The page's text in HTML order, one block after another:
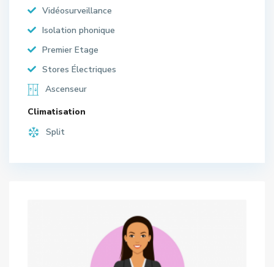
Vidéosurveillance
Isolation phonique
Premier Etage
Stores Électriques
Ascenseur
Climatisation
Split